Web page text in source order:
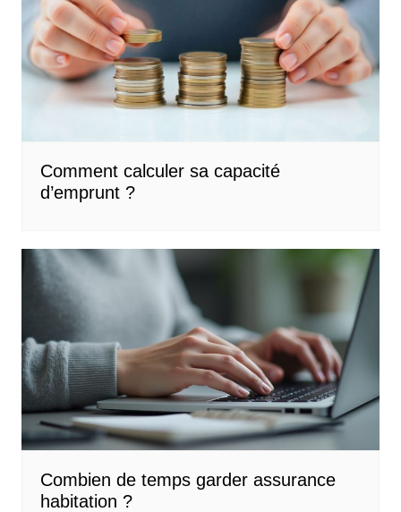
Comment calculer sa capacité
d’emprunt ?
Combien de temps garder assurance
habitation ?